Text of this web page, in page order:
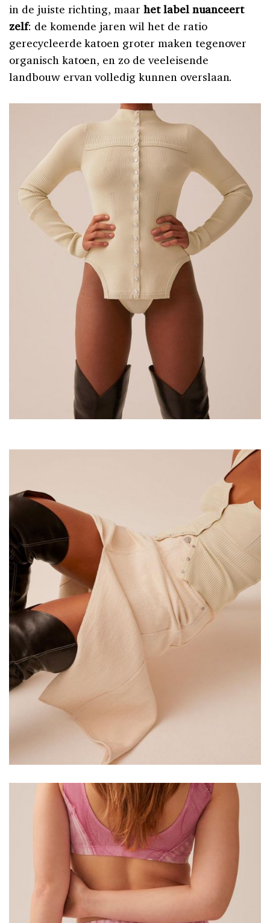
in de juiste richting, maar het label nuanceert
zelf: de komende jaren wil het de ratio
gerecycleerde katoen groter maken tegenover
organisch katoen, en zo de veeleisende
landbouw ervan volledig kunnen overslaan.